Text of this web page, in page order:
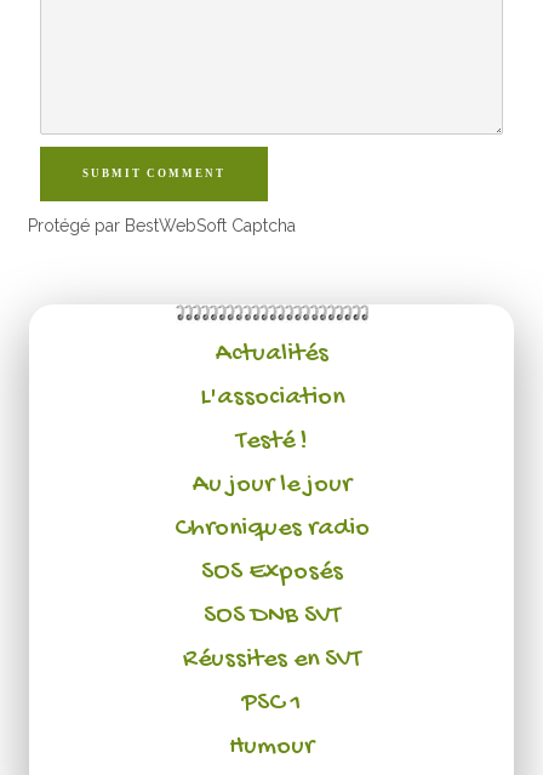
SUBMIT COMMENT
Protégé par BestWebSoft Captcha
Actualités
L'association
Testé !
Au jour le jour
Chroniques radio
SOS Exposés
SOS DNB SVT
Réussites en SVT
PSC 1
Humour